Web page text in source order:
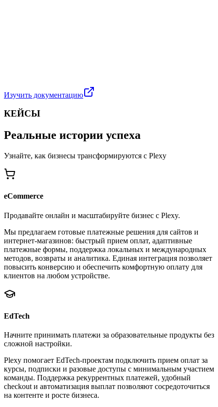
Изучить документацию
КЕЙСЫ
Реальные истории успеха
Узнайте, как бизнесы трансформируются с Plexy
eCommerce
Продавайте онлайн и масштабируйте бизнес с Plexy.
Мы предлагаем готовые платежные решения для сайтов и
интернет-магазинов: быстрый прием оплат, адаптивные
платежные формы, поддержка локальных и международных
методов, возвраты и аналитика. Единая интеграция позволяет
повысить конверсию и обеспечить комфортную оплату для
клиентов на любом устройстве.
EdTech
Начните принимать платежи за образовательные продукты без
сложной настройки.
Plexy помогает EdTech-проектам подключить прием оплат за
курсы, подписки и разовые доступы с минимальным участием
команды. Поддержка рекуррентных платежей, удобный
checkout и автоматизация выплат позволяют сосредоточиться
на контенте и росте бизнеса.